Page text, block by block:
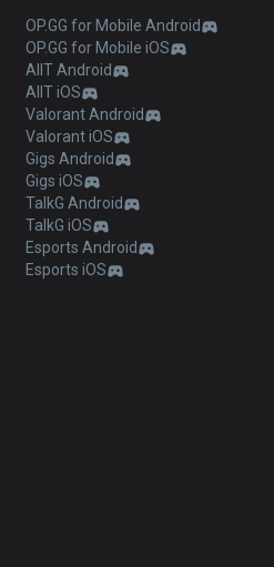
OP.GG for Mobile Android
OP.GG for Mobile iOS
AllT Android
AllT iOS
Valorant Android
Valorant iOS
Gigs Android
Gigs iOS
TalkG Android
TalkG iOS
Esports Android
Esports iOS